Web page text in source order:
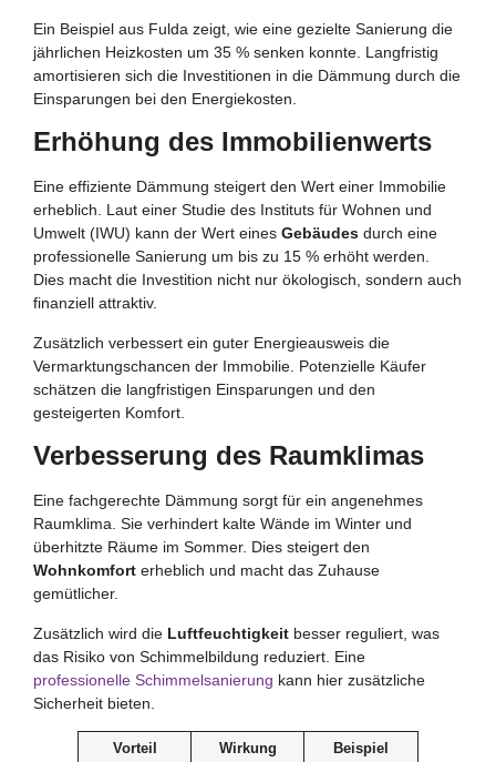
Ein Beispiel aus Fulda zeigt, wie eine gezielte Sanierung die
jährlichen Heizkosten um 35 % senken konnte. Langfristig
amortisieren sich die Investitionen in die Dämmung durch die
Einsparungen bei den Energiekosten.
Erhöhung des Immobilienwerts
Eine effiziente Dämmung steigert den Wert einer Immobilie
erheblich. Laut einer Studie des Instituts für Wohnen und
Umwelt (IWU) kann der Wert eines Gebäudes durch eine
professionelle Sanierung um bis zu 15 % erhöht werden.
Dies macht die Investition nicht nur ökologisch, sondern auch
finanziell attraktiv.
Zusätzlich verbessert ein guter Energieausweis die
Vermarktungschancen der Immobilie. Potenzielle Käufer
schätzen die langfristigen Einsparungen und den
gesteigerten Komfort.
Verbesserung des Raumklimas
Eine fachgerechte Dämmung sorgt für ein angenehmes
Raumklima. Sie verhindert kalte Wände im Winter und
überhitzte Räume im Sommer. Dies steigert den
Wohnkomfort erheblich und macht das Zuhause
gemütlicher.
Zusätzlich wird die Luftfeuchtigkeit besser reguliert, was
das Risiko von Schimmelbildung reduziert. Eine
professionelle Schimmelsanierung kann hier zusätzliche
Sicherheit bieten.
Vorteil Wirkung Beispiel